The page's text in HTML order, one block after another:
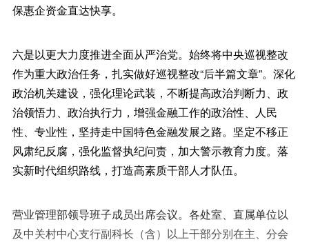
保惠企资金直达快享。
六是以更大力度推进全面从严治党。始终将中央巡视整改
作为重大政治任务，扎实做好巡视整改“后半篇文章”。深化
政治机关建设，强化理论武装，不断提高政治判断力、政
治领悟力、政治执行力，增强金融工作的政治性、人民
性、专业性，坚持走中国特色金融发展之路。坚定不移正
风肃纪反腐，强化监督执纪问责，加大警示教育力度。落
实新时代组织路线，打造高素质干部人才队伍。
营业管理部领导班子成员出席会议。各处室、直属单位以
及中关村中心支行副科长（含）以上干部分别在主、分会